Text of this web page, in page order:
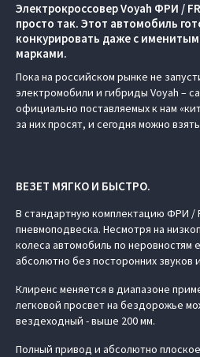
Электрокроссовер Voyah ФРИ /
просто так. Этот автомобиль
конкурировать даже с
марками.
Пока на российском рынке не
электромобили и гибриды Voyah –
официально поставляемых к нам
за них просят, и сегодня можно
ВЕЗЕТ МЯГКО И БЫСТРО.
В стандартную комплектацию ФРИ /
пневмоподвеска. Несмотря на
колеса автомобиль по
абсолютно без посторонних звуков
Клиренс меняется в диапазоне
легковой просвет на бездорожье
вездеходный - выше 200 мм.
Полный привод и абсолютно